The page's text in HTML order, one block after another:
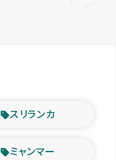
スリランカ
ミャンマー